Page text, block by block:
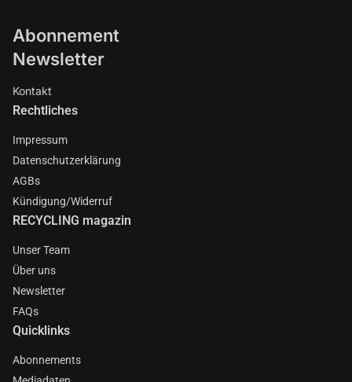
Abonnement
Newsletter
Kontakt
Rechtliches
Impressum
Datenschutzerklärung
AGBs
Kündigung/Widerruf
RECYCLING magazin
Unser Team
Über uns
Newsletter
FAQs
Quicklinks
Abonnements